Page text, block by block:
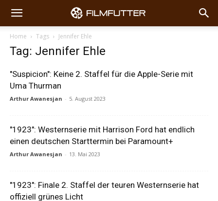
Home Tags Jennifer Ehle
Tag: Jennifer Ehle
"Suspicion": Keine 2. Staffel für die Apple-Serie mit
Uma Thurman
Arthur Awanesjan - 5. August 2023
"1923": Westernserie mit Harrison Ford hat endlich
einen deutschen Starttermin bei Paramount+
Arthur Awanesjan - 13. Mai 2023
"1923": Finale 2. Staffel der teuren Westernserie hat
offiziell grünes Licht